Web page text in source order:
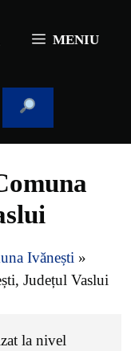
MENIU
Ivănești »
Județul Vaslui
la nivel